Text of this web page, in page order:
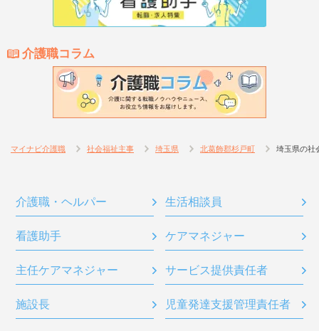
介護職コラム
マイナビ介護職 社会福祉主事 埼玉県 北葛飾郡杉戸町 埼玉県の社
介護職・ヘルパー 生活相談員
看護助手 ケアマネジャー
主任ケアマネジャー サービス提供責任者
施設長 児童発達支援管理責任者